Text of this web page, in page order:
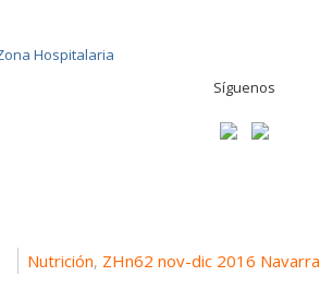
Síguenos
Nutrición, ZHn62 nov-dic 2016 Navarra